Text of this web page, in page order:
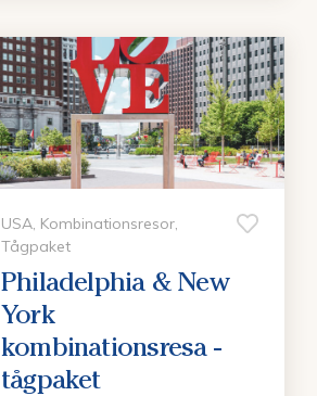
USA, Kombinationsresor,
Tågpaket
Philadelphia & New
York
kombinationsresa -
tågpaket